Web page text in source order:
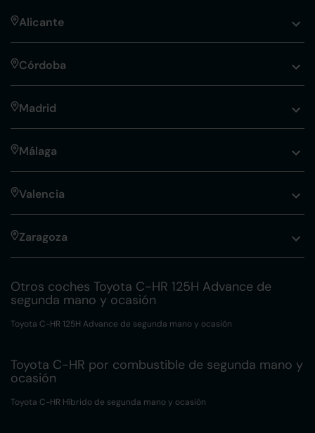
Alicante
Córdoba
Madrid
Málaga
Valencia
Zaragoza
Otros coches Toyota C-HR 125H Advance de
segunda mano y ocasión
Toyota C-HR 125H Advance de segunda mano y ocasión
Toyota C-HR por combustible de segunda mano y
ocasión
Toyota C-HR Híbrido de segunda mano y ocasión